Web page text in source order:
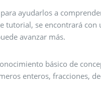
ayudarlos a
tutorial, se encontrará
avanzar más.
básico de
enteros, fracciones,